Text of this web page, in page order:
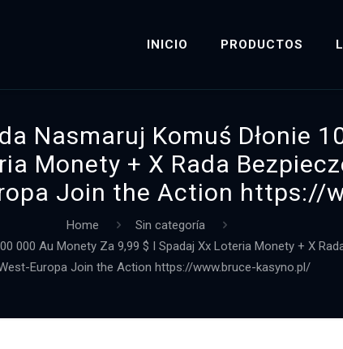
INICIO PRODUCTOS
Nasmaruj Komuś Dłonie
Monety + X Rada
Join the Action https://
Home
Sin categoría
000 Au Monety Za 9,99 $ I Spadaj Xx Loteria Monety + X
Europa Join the Action https://www.bruce-kasyno.pl/